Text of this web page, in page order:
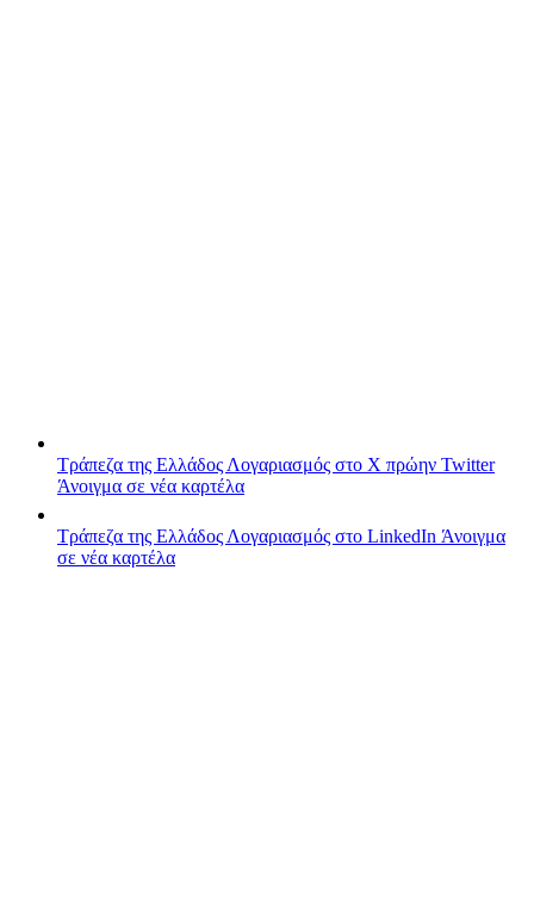
Τράπεζα της Ελλάδος Λογαριασμός στο X πρώην Twitter
Άνοιγμα σε νέα καρτέλα
Τράπεζα της Ελλάδος Λογαριασμός στο LinkedIn Άνοιγμα
σε νέα καρτέλα